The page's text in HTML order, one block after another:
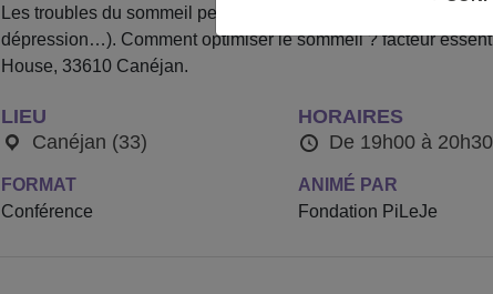
Les troubles du sommeil peuvent être à l’origine de
dépression…). Comment optimiser le sommeil ? facteur
House, 33610 Canéjan.
LIEU
Canéjan (33)
HORAIRES
De 19h00 à 20h30
FORMAT
Conférence
ANIMÉ PAR
Fondation PiLeJe